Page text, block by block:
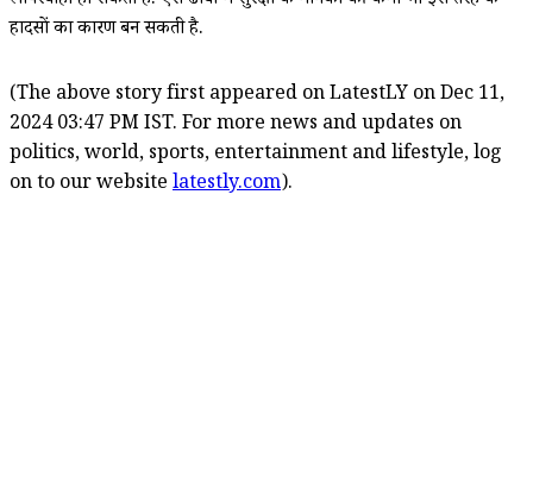
हादसों का कारण बन सकती है.
(The above story first appeared on LatestLY on Dec 11,
2024 03:47 PM IST. For more news and updates on
politics, world, sports, entertainment and lifestyle, log
on to our website latestly.com).